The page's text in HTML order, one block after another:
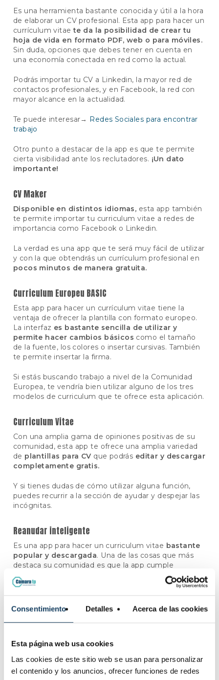
Consentimiento Detalles Acerca de las cookies
Esta página web usa cookies
Las cookies de este sitio web se usan para personalizar
el contenido y los anuncios, ofrecer funciones de redes
Es una herramienta bastante conocida y útil a la hora
de elaborar un CV profesional. Esta app para hacer un
currículum vitae te da la posibilidad de crear tu
hoja de vida en formato PDF, web o para móviles.
Sin duda, opciones que debes tener en cuenta en
una economía conectada en red como la actual.
Podrás importar tu CV a Linkedin, la mayor red de
contactos profesionales, y en Facebook, la red con
mayor alcance en la actualidad.
Te puede interesar→ Redes Sociales para encontrar
trabajo
Otro punto a destacar de la app es que te permite
cierta visibilidad ante los reclutadores. ¡Un dato
importante!
CV Maker
Disponible en distintos idiomas, esta app también
te permite importar tu curriculum vitae a redes de
importancia como Facebook o Linkedin.
La verdad es una app que te será muy fácil de utilizar
y con la que obtendrás un currículum profesional en
pocos minutos de manera gratuita.
Curriculum Europeu BASIC
Esta app para hacer un currículum vitae tiene la
ventaja de ofrecer la plantilla con formato europeo.
La interfaz es bastante sencilla de utilizar y
permite hacer cambios básicos como el tamaño
de la fuente, los colores o insertar cursivas. También
te permite insertar la firma.
Si estás buscando trabajo a nivel de la Comunidad
Europea, te vendría bien utilizar alguno de los tres
modelos de curriculum que te ofrece esta aplicación.
Curriculum Vitae
Con una amplia gama de opiniones positivas de su
comunidad, esta app te ofrece una amplia variedad
de plantillas para CV que podrás editar y descargar
completamente gratis.
Y si tienes dudas de cómo utilizar alguna función,
puedes recurrir a la sección de ayudar y despejar las
incógnitas.
Reanudar inteligente
Es una app para hacer un curriculum vitae bastante
popular y descargada. Una de las cosas que más
destaca su comunidad es que la app cumple
realmente lo que promete,
algo muy positivo para
elaborar tu hoja de vida.
Tiene plantillas para generar un CV
realmente
profesional en poco tiempo y sin demasiadas
complicaciones. Además, contiene varios perfiles de
oportunidad de generar tu curriculum en distintos